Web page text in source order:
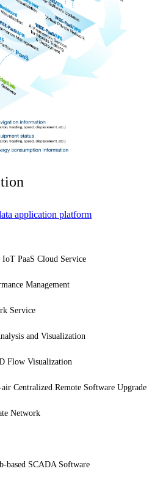
application platform
PaaS Cloud Service
Management
Service
and Visualization
Flow Visualization
Centralized Remote Software Upgrade
Network
based SCADA Software